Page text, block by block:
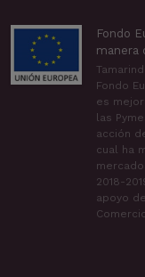
Fondo
manera
Fondo
es
las
acción
cual ha
2018-
apoyo